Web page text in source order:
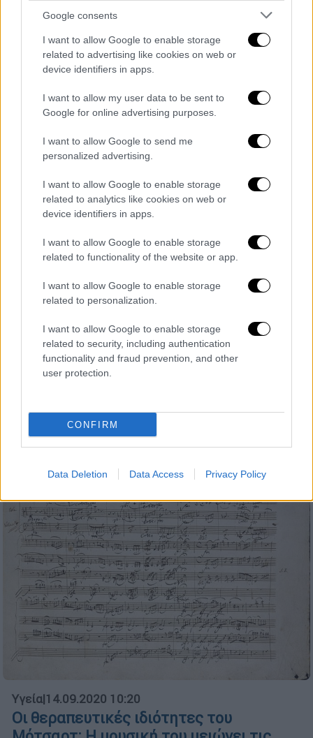
Google consents
I want to allow Google to enable storage
related to advertising like cookies on web or
device identifiers in apps.
I want to allow my user data to be sent to
Google for online advertising purposes.
I want to allow Google to send me
personalized advertising.
I want to allow Google to enable storage
related to analytics like cookies on web or
device identifiers in apps.
I want to allow Google to enable storage
related to functionality of the website or app.
I want to allow Google to enable storage
related to personalization.
I want to allow Google to enable storage
related to security, including authentication
functionality and fraud prevention, and other
user protection.
CONFIRM
Data Deletion Data Access Privacy Policy
Ιστορία|02.07.2022 07:55
Οι απίθανες ιδιορρυθμίες 7 διάσημων
ανδρών της Ιστορίας – Ο ερωτικός
Μουσολίνι, ο sex maniac Εδουάρδος και
ο παμφάγος Δαρβίνος
Ο καθένας τους ήταν μια ξεχωριστή
προσωπικότητα που καταχωρήθηκε στην
Ιστορία, άλλος στους κακούς, άλλος στους
κι από μια ξεχωριστή συνήθεια, που τη
διαβάζεις και λες: Ψέματααα!
Υγεία|14.09.2020 10:20
Οι θεραπευτικές ιδιότητες του